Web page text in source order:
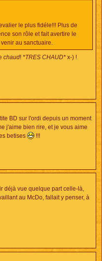
le plus fidéle!!! Plus de
son rôle et fait avertire le
au sanctuaire.
chaud! *TRES CHAUD* x-) !
BD sur l'ordi depuis un moment
j'aime bien rire, et je vous aime
betises
!!!
déjà vue quelque part celle-là,
au McDo, fallait y penser, à